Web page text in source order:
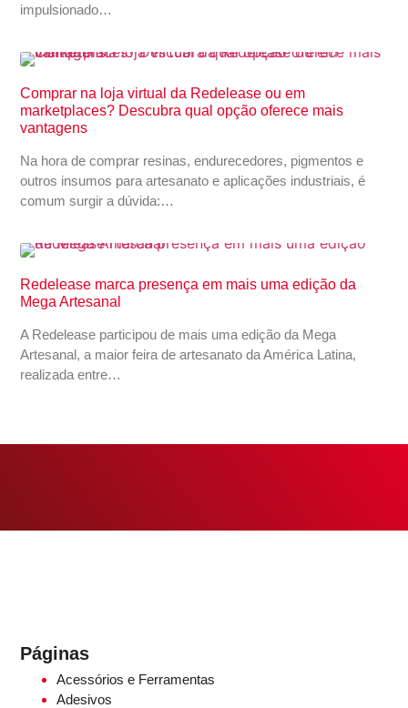
impulsionado…
Comprar na loja virtual da Redelease ou em
marketplaces? Descubra qual opção oferece mais
vantagens
Na hora de comprar resinas, endurecedores, pigmentos e
outros insumos para artesanato e aplicações industriais, é
comum surgir a dúvida:…
Redelease marca presença em mais uma edição da
Mega Artesanal
A Redelease participou de mais uma edição da Mega
Artesanal, a maior feira de artesanato da América Latina,
realizada entre…
Páginas
Acessórios e Ferramentas
Adesivos